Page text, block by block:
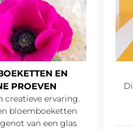
EN
PROEVEN
creatieve ervaring.
bloemboeketten
van een glas